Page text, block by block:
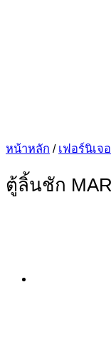
หน้าหลัก / เฟอร์นิเจ
ตู้ลิ้นชัก